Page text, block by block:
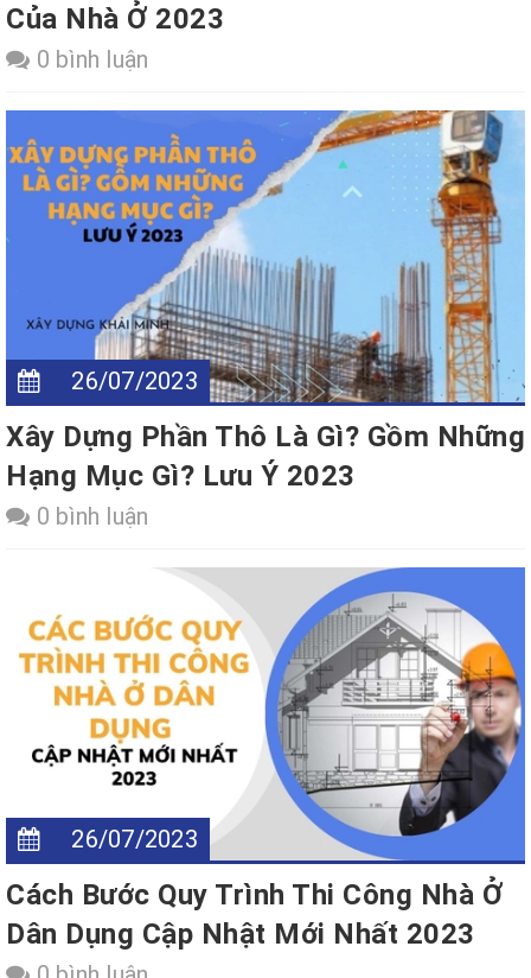
Của Nhà Ở 2023
0 bình luận
26/07/2023
Xây Dựng Phần Thô Là Gì? Gồm Những
Hạng Mục Gì? Lưu Ý 2023
0 bình luận
26/07/2023
Cách Bước Quy Trình Thi Công Nhà Ở
Dân Dụng Cập Nhật Mới Nhất 2023